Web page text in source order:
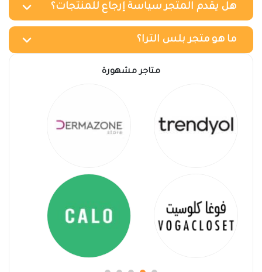
هل يقدم المتجر سياسة إرجاع للمنتجات؟
ما هو متجر بلس الترا؟
متاجر مشهورة